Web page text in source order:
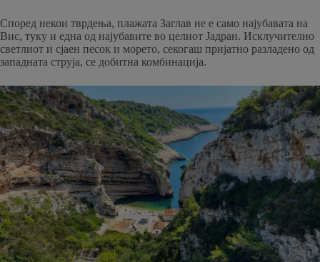
Според некои тврдења, плажата Заглав не е само најубавата на
Вис, туку и една од најубавите во целиот Јадран. Исклучително
светлиот и сјаен песок и морето, секогаш пријатно разладено од
западната струја, се добитна комбинација.